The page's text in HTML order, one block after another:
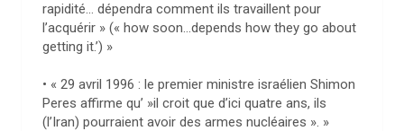
rapidité… dépendra comment ils travaillent pour
l’acquérir » (« how soon…depends how they go about
getting it.’) »
• « 29 avril 1996 : le premier ministre israélien Shimon
Peres affirme qu’ »il croit que d’ici quatre ans, ils
(l’Iran) pourraient avoir des armes nucléaires ». »